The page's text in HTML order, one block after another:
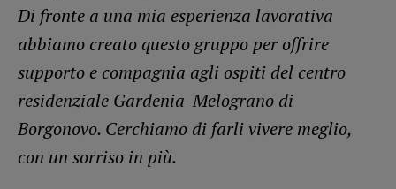
Di fronte a una mia esperienza lavorativa
abbiamo creato questo gruppo per offrire
supporto e compagnia agli ospiti del centro
residenziale Gardenia-Melograno di
Borgonovo. Cerchiamo di farli vivere meglio,
con un sorriso in più.